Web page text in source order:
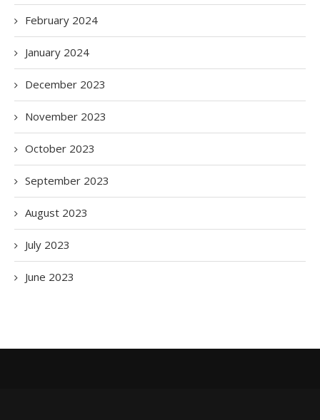
February 2024
January 2024
December 2023
November 2023
October 2023
September 2023
August 2023
July 2023
June 2023